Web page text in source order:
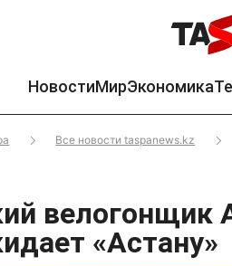
НовостиМирЭкономика
Все новости taspanews.kz
велогонщик
«Астану»